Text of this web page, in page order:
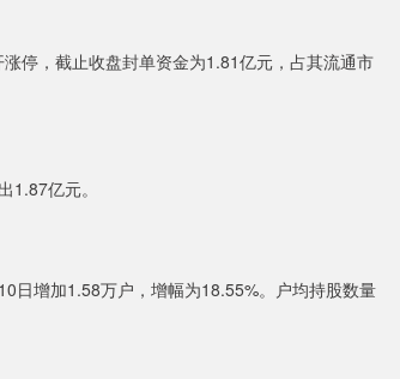
停，截止收盘封单资金为1.81亿元，占其流通市
亿元。
日增加1.58万户，增幅为18.55%。户均持股数量